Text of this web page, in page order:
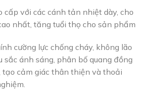
cấp với các cánh tản nhiệt dày, cho
nhất, tăng tuổi thọ cho sản phẩm
cường lực chống cháy, không lão
sắc ánh sáng, phân bố quang đồng
tạo cảm giác thân thiện và thoải